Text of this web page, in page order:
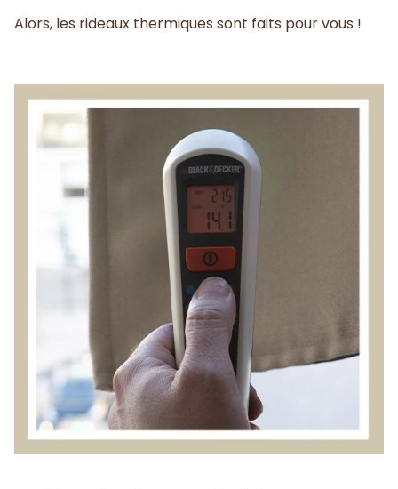
Alors, les rideaux thermiques sont faits pour vous !